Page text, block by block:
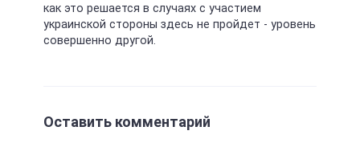
как это решается в случаях с участием
украинской стороны здесь не пройдет - уровень
совершенно другой.
Оставить комментарий